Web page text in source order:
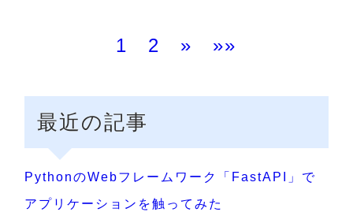
1 2 » »»
最近の記事
PythonのWebフレームワーク「FastAPI」で
アプリケーションを触ってみた